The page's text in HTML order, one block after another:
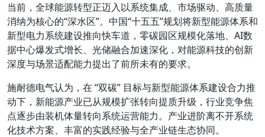
当前，全球能源转型正迈入以系统集成、市场驱动、高质量
消纳为核心的“深水区”。中国“十五五”规划将新型能源体系和
新型电力系统建设推向快车道，零碳园区规模化落地、AI数
据中心爆发式增长、光储融合加速深化，对能源科技的创新
深度与场景适配能力提出了前所未有的要求。
施耐德电气认为，在 “双碳” 目标与新型能源体系建设合力推
动下，新能源产业已从规模扩张转向提质升级，行业竞争焦
点逐步由装机体量转向系统运营能力。产业进阶离不开系统
化技术方案、丰富的实践经验与全产业链生态协同。